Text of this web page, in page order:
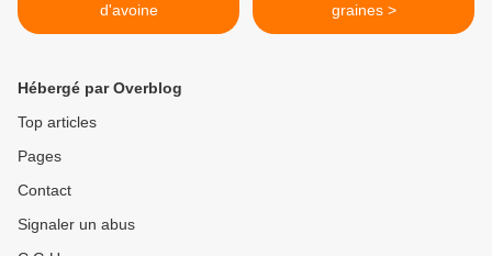
d'avoine
graines >
Hébergé par Overblog
Top articles
Pages
Contact
Signaler un abus